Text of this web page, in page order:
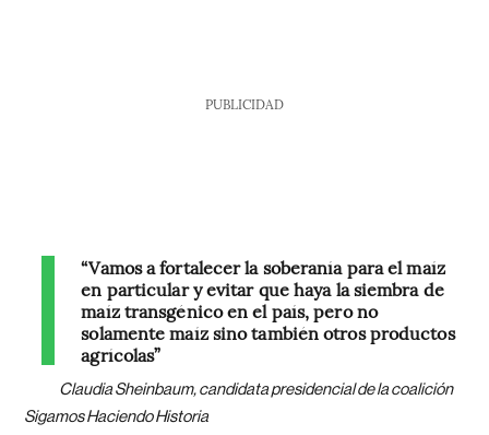
PUBLICIDAD
“Vamos a fortalecer la soberanía para el maíz
en particular y evitar que haya la siembra de
maíz transgénico en el país, pero no
solamente maíz sino también otros productos
agrícolas”
Claudia Sheinbaum, candidata presidencial de la coalición
Sigamos Haciendo Historia